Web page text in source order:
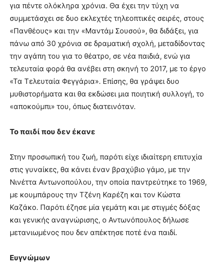
για πέντε ολόκληρα χρόνια. Θα έχει την τύχη να
συμμετάσχει σε δυο εκλεχτές τηλεοπτικές σειρές, στους
«Πανθέους» και την «Μαντάμ Σουσού», θα διδάξει, για
πάνω από 30 χρόνια σε δραματική σχολή, μεταδίδοντας
την αγάπη του για το θέατρο, σε νέα παιδιά, ενώ για
τελευταία φορά θα ανέβει στη σκηνή το 2017, με το έργο
«Τα Τελευταία Φεγγάρια». Επίσης, θα γράψει δυο
μυθιστορήματα και θα εκδώσει μια ποιητική συλλογή, το
«αποκούμπι» του, όπως διατεινόταν.
Το παιδί που δεν έκανε
Στην προσωπική του ζωή, παρότι είχε ιδιαίτερη επιτυχία
στις γυναίκες, θα κάνει έναν βραχύβιο γάμο, με την
Νινέττα Αντωνοπούλου, την οποία παντρεύτηκε το 1969,
με κουμπάρους την Τζένη Καρέζη και τον Κώστα
Καζάκο. Παρότι έζησε μία γεμάτη και με στιγμές δόξας
και γενικής αναγνώρισης, ο Αντωνόπουλος δήλωσε
μετανιωμένος που δεν απέκτησε ποτέ ένα παιδί.
Ευγνώμων